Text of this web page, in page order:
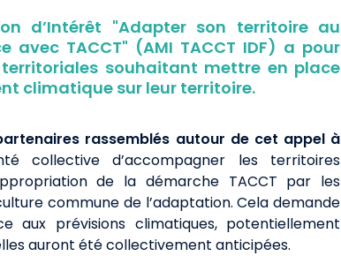
d’Intérêt "Adapter son territoire au
TACCT" (AMI TACCT IDF) a pour
souhaitant mettre en place
climatique sur leur territoire.
rassemblés autour de cet appel à
collective d’accompagner les territoires
de la démarche TACCT par les
commune de l’adaptation. Cela demande
aux prévisions climatiques, potentiellement
auront été collectivement anticipées.